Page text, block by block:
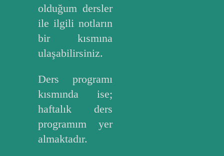
olduğum dersler
ile ilgili notların
bir kısmına
ulaşabilirsiniz.
Ders programı
kısmında ise;
haftalık ders
programım yer
almaktadır.